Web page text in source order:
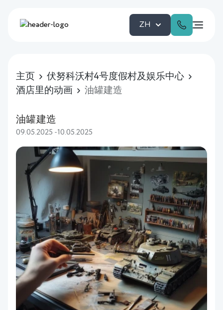
ZH
主页
伏努科沃村4号度假村及娱乐中心
酒店里的动画
油罐建造
油罐建造
09.05.2025 -10.05.2025